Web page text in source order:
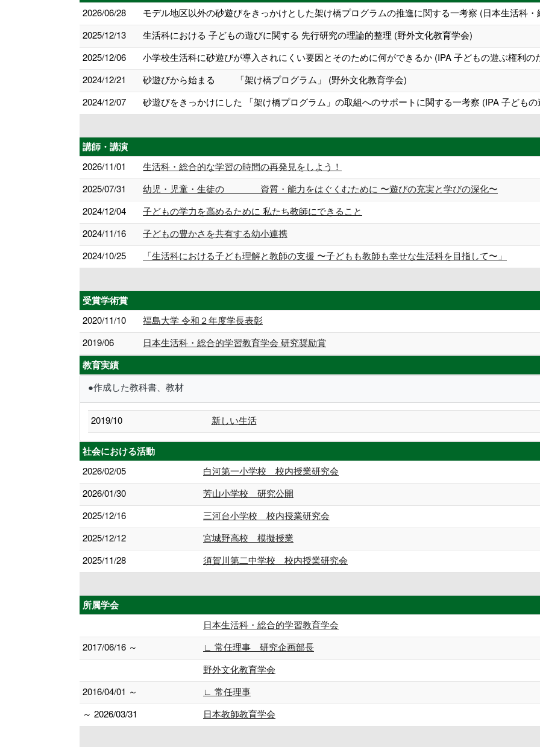
2026/06/28
モデル地区以外の砂遊びをきっかけとした架け橋プログラムの推進に関する一考察 (日本生活科
2025/12/13
生活科における 子どもの遊びに関する 先行研究の理論的整理 (野外文化教育学会)
2025/12/06
小学校生活科に砂遊びが導入されにくい要因とそのために何ができるか (IPA 子どもの遊ぶ権利
2024/12/21
砂遊びから始まる 「架け橋プログラム」 (野外文化教育学会)
2024/12/07
砂遊びをきっかけにした 「架け橋プログラム」の取組へのサポートに関する一考察 (IPA 子ども
講師・講演
2026/11/01
生活科・総合的な学習の時間の再発見をしよう！
2025/07/31
幼児・児童・生徒の 資質・能力をはぐくむために 〜遊びの充実と学びの深化〜
2024/12/04
子どもの学力を高めるために 私たち教師にできること
2024/11/16
子どもの豊かさを共有する幼小連携
2024/10/25
「生活科における子ども理解と教師の支援 〜子どもも教師も幸せな生活科を目指して〜」
受賞学術賞
2020/11/10
福島大学 令和２年度学長表彰
2019/06
日本生活科・総合的学習教育学会 研究奨励賞
教育実績
●作成した教科書、教材
2019/10 新しい生活
社会における活動
2026/02/05
白河第一小学校 校内授業研究会
2026/01/30
芳山小学校 研究公開
2025/12/16
三河台小学校 校内授業研究会
2025/12/12
宮城野高校 模擬授業
2025/11/28
須賀川第二中学校 校内授業研究会
所属学会
日本生活科・総合的学習教育学会
2017/06/16 ～
∟ 常任理事 研究企画部長
野外文化教育学会
2016/04/01 ～
∟ 常任理事
～ 2026/03/31
日本教師教育学会